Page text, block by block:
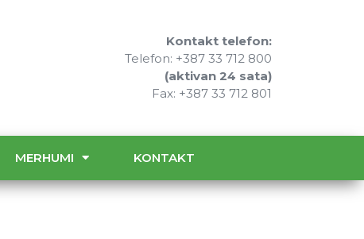
Kontakt telefon:
Telefon: +387 33 712 800
(aktivan 24 sata)
Fax: +387 33 712 801
MERHUMI KONTAKT